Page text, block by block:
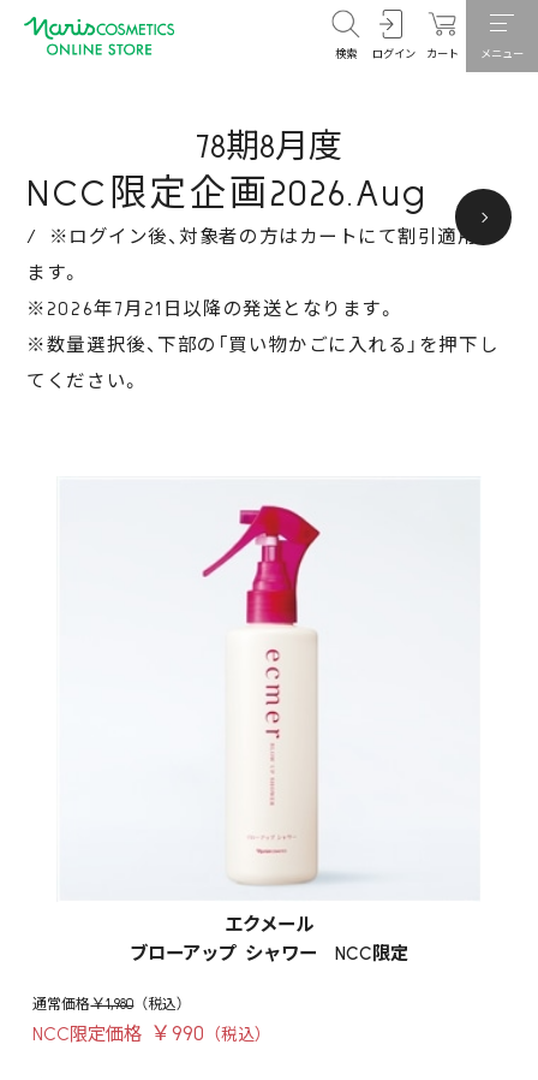
検索 ログイン カート メニュー
78期8月度
NCC限定企画2026.Aug
※ログイン後、対象者の方はカートにて割引適用し
ます。
※2026年7月21日以降の発送となります。
※数量選択後、下部の「買い物かごに入れる」を押下し
てください。
エクメール
ブローアップ シャワー NCC限定
￥1,980
NCC限定価格 ￥990